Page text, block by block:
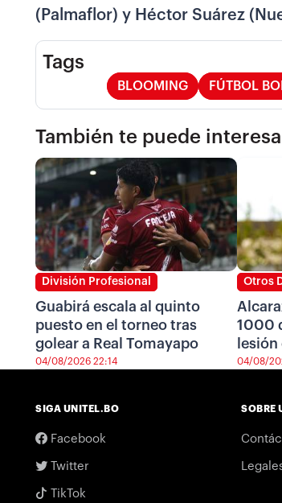
(Palmaflor) y Héctor Suárez
Tags
BLOOMING FÚTBOL
También te puede
División Profesional
Guabirá escala al quinto
puesto en el torneo tras
golear a Real Tomayapo
04/08/2026 22:14
Otros
1000
04/08/
SIGA UNITEL.BO
Facebook
Twitter
TikTok
SOBRE